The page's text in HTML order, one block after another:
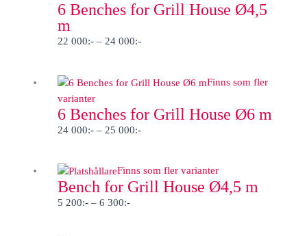
6 Benches for Grill House Ø4,5
m
22 000:- – 24 000:-
22
till
Finns som fler
varianter
6 Benches for Grill House Ø6 m
24 000:- – 25 000:-
Prisintervall:
000:-
till
Finns som fler varianter
Bench for Grill House Ø4,5 m
5 200:- – 6 300:-
Prisintervall:
5
200:-